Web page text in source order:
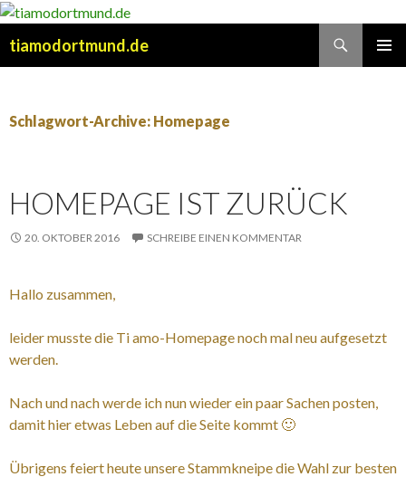
tiamodortmund.de
Schlagwort-Archive: Homepage
HOMEPAGE IST ZURÜCK
20. OKTOBER 2016 SCHREIBE EINEN KOMMENTAR
Hallo zusammen,
leider musste die Ti amo-Homepage noch mal neu aufgesetzt
werden.
Nach und nach werde ich nun wieder ein paar Sachen posten,
damit hier etwas Leben auf die Seite kommt 🙂
Übrigens feiert heute unsere Stammkneipe die Wahl zur besten